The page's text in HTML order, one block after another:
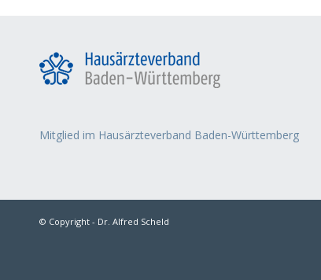
Mitglied im Hausärzteverband Baden-Württemberg
© Copyright - Dr. Alfred Scheld